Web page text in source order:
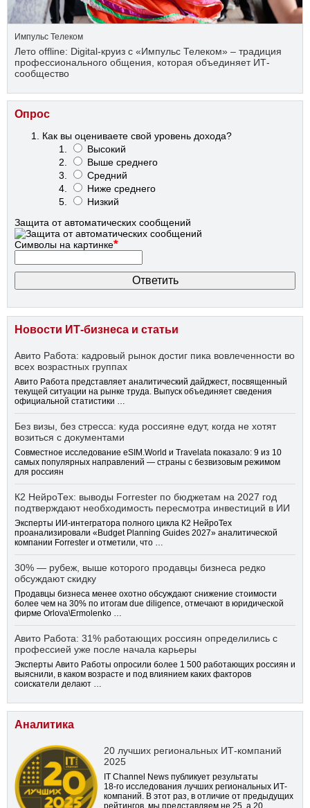
Импульс Телеком
Лето offline: Digital-круиз с «Импульс Телеком» – традиция
профессионального общения, которая объединяет ИТ-
сообщество
Опрос
Как вы оцениваете свой уровень дохода?
Высокий
Выше среднего
Средний
Ниже среднего
Низкий
Защита от автоматических сообщений
Символы на картинке*
Новости ИТ-бизнеса и статьи
Авито Работа: кадровый рынок достиг пика вовлеченности во
всех возрастных группах
Авито Работа представляет аналитический дайджест, посвященный
текущей ситуации на рынке труда. Выпуск объединяет сведения
официальной статистики …
Без визы, без стресса: куда россияне едут, когда не хотят
возиться с документами
Совместное исследование eSIM.World и Travelata показало: 9 из 10
самых популярных направлений — страны с безвизовым режимом
для россиян
К2 НейроТех: выводы Forrester по бюджетам на 2027 год
подтверждают необходимость пересмотра инвестиций в ИИ
Эксперты ИИ-интегратора полного цикла К2 НейроТех
проанализировали «Budget Planning Guides 2027» аналитической
компании Forrester и отметили, что …
30% — рубеж, выше которого продавцы бизнеса редко
обсуждают скидку
Продавцы бизнеса менее охотно обсуждают снижение стоимости
более чем на 30% по итогам due diligence, отмечают в юридической
фирме Orlova\Ermolenko …
Авито Работа: 31% работающих россиян определились с
профессией уже после начала карьеры
Эксперты Авито Работы опросили более 1 500 работающих россиян и
выяснили, в каком возрасте и под влиянием каких факторов
соискатели делают …
Аналитика
20 лучших региональных ИТ-компаний
2025
IT Channel News публикует результаты
18-го исследования лучших региональных ИТ-
компаний. В этот раз, в отличие от предыдущих
рейтингов, мы представляем не 25, а 20